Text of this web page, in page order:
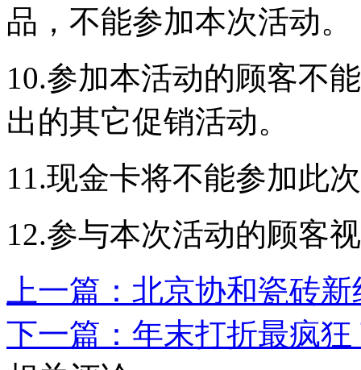
品，不能参加本次活动。
10.参加本活动的顾客不
出的其它促销活动。
11.现金卡将不能参加此
12.参与本次活动的顾客
上一篇：北京协和瓷砖
下一篇：年末打折最疯